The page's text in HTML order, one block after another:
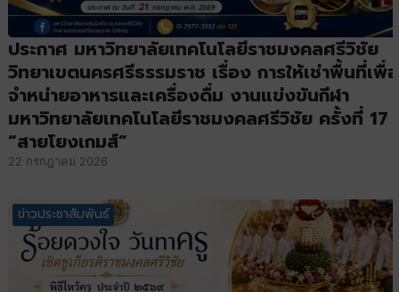
ประกาศ มหาวิทยาลัยเทคโนโลยีราชมงคลศรีวิชัย
วิทยาเขตนครศรีธรรมราช เรื่อง การให้เช่าพื้นที่เพื่อ
จำหน่ายอาหารและเครื่องดื่ม งานแข่งขันกีฬา
มหาวิทยาลัยเทคโนโลยีราชมงคลศรีวิชัย ครั้งที่ 17
“สายโยงเกมส์”
22 กรกฎาคม 2026
ข่าวประชาสัมพันธ์